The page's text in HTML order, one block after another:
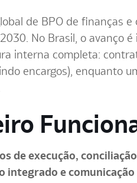
de BPO de finanças
No Brasil, o avanço
interna completa:
encargos), enquanto
de execução,
e